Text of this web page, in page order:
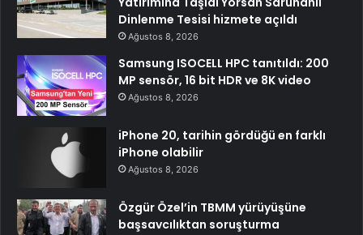
Dinlenme Tesisi hizmete açıldı
Ağustos 8, 2026
Samsung ISOCELL HPC tanıtıldı: 200
MP sensör, 16 bit HDR ve 8K video
Ağustos 8, 2026
iPhone 20, tarihin gördüğü en farklı
iPhone olabilir
Ağustos 8, 2026
Özgür Özel’in TBMM yürüyüşüne
başsavcılıktan soruşturma